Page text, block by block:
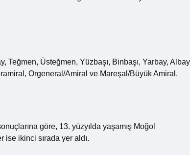
Üsteğmen, Yüzbaşı, Binbaşı, Yarbay,
Orgeneral/Amiral ve Mareşal/Büyük Amiral.
göre, 13. yüzyılda yaşamış Moğol
ise ikinci sırada yer aldı.